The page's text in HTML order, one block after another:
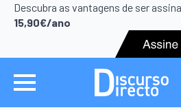
Descubra as vantagens de ser
15,90€/ano